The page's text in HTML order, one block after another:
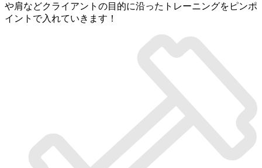
や肩などクライアントの目的に沿ったトレーニングをピンポ
イントで入れていきます！